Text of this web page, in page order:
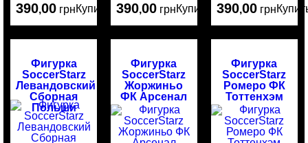
390,00 грнКупить 390,00 грнКупить 390,00 грн
Фигурка
SoccerStarz
Левандовский
Сборная
Польши
Фигурка
SoccerStarz
Жоржиньо
ФК Арсенал
Фигурка
SoccerStarz
Ромеро ФК
Тоттенхэм